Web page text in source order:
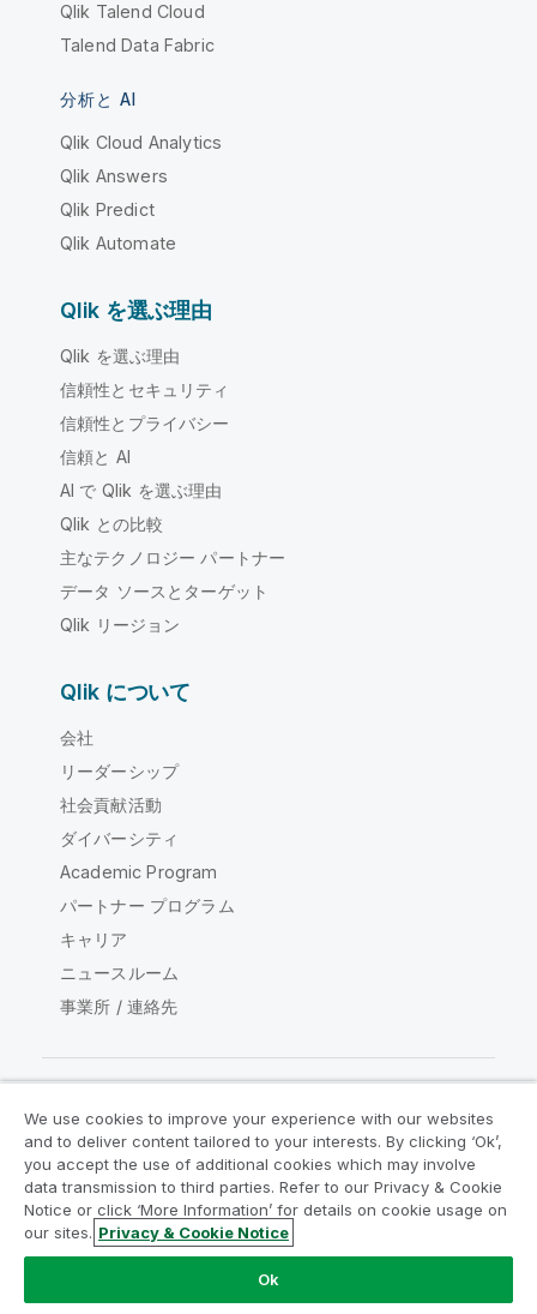
Qlik Talend Cloud
Talend Data Fabric
分析と AI
Qlik Cloud Analytics
Qlik Answers
Qlik Predict
Qlik Automate
Qlik を選ぶ理由
Qlik を選ぶ理由
信頼性とセキュリティ
信頼性とプライバシー
信頼と AI
AI で Qlik を選ぶ理由
Qlik との比較
主なテクノロジー パートナー
データ ソースとターゲット
Qlik リージョン
Qlik について
会社
リーダーシップ
社会貢献活動
ダイバーシティ
Academic Program
パートナー プログラム
キャリア
ニュースルーム
事業所 / 連絡先
Qlik コミュニティ
法的契約 製品規約
Legal Policies
リーガルポリシー
利用規約
Do Not Share My Info
Copyright © 1993-2026 QlikTech International AB.無断複写・
We use cookies to improve your experience with our websites
and to deliver content tailored to your interests. By clicking ‘Ok’,
you accept the use of additional cookies which may involve
data transmission to third parties. Refer to our Privacy & Cookie
Notice or click ‘More Information’ for details on cookie usage on
our sites. Privacy & Cookie Notice
Ok